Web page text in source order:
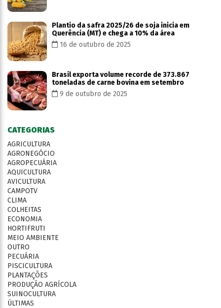
Plantio da safra 2025/26 de soja inicia em
Querência (MT) e chega a 10% da área
16 de outubro de 2025
Brasil exporta volume recorde de 373.867
toneladas de carne bovina em setembro
9 de outubro de 2025
CATEGORIAS
AGRICULTURA
AGRONEGÓCIO
AGROPECUÁRIA
AQUICULTURA
AVICULTURA
CAMPOTV
CLIMA
COLHEITAS
ECONOMIA
HORTIFRUTI
MEIO AMBIENTE
OUTRO
PECUÁRIA
PISCICULTURA
PLANTAÇÕES
PRODUÇÃO AGRÍCOLA
SUINOCULTURA
ÚLTIMAS